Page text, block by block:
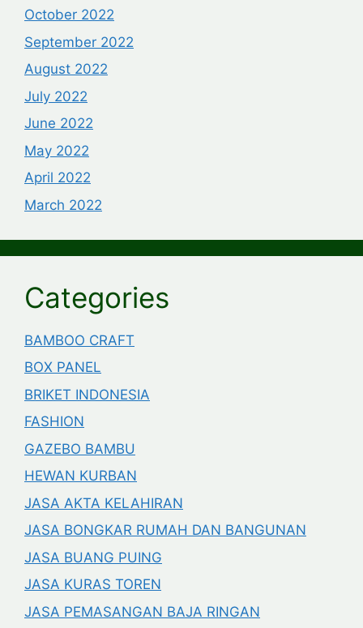
October 2022
September 2022
August 2022
July 2022
June 2022
May 2022
April 2022
March 2022
Categories
BAMBOO CRAFT
BOX PANEL
BRIKET INDONESIA
FASHION
GAZEBO BAMBU
HEWAN KURBAN
JASA AKTA KELAHIRAN
JASA BONGKAR RUMAH DAN BANGUNAN
JASA BUANG PUING
JASA KURAS TOREN
JASA PEMASANGAN BAJA RINGAN